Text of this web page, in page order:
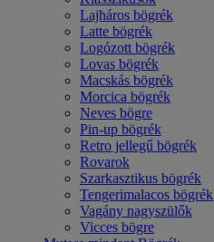
Lajháros bögrék
Latte bögrék
Logózott bögrék
Lovas bögrék
Macskás bögrék
Morcica bögrék
Neves bögre
Pin-up bögrék
Retro jellegű bögrék
Rovarok
Szarkasztikus bögrék
Tengerimalacos bögrék
Vagány nagyszülők
Vicces bögre